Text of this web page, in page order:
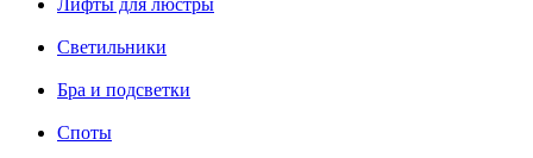
Лифты для люстры
Светильники
Бра и подсветки
Споты